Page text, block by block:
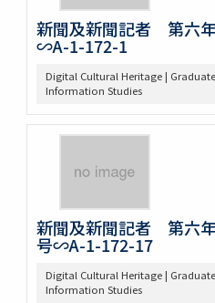
新聞及新聞記者 第六
∽A-1-172-1
Digital Cultural Heritage |
Information Studies
新聞及新聞記者 第六
号∽A-1-172-17
Digital Cultural Heritage |
Information Studies